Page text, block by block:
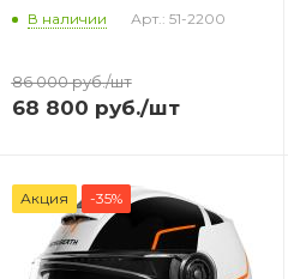
В наличии Арт.: 51-2200
86 000руб./шт
68 800 руб./шт
Акция -35%